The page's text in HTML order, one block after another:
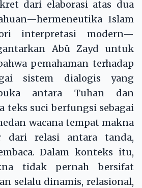
dari elaborasi atas dua
Islam
interpretasi modern—
Abū Zayd untuk
pemahaman terhadap
sistem dialogis yang
antara Tuhan dan
teks suci berfungsi sebagai
wacana tempat makna
dari relasi antara tanda,
Dalam konteks itu,
tidak pernah bersifat
selalu dinamis, relasional,